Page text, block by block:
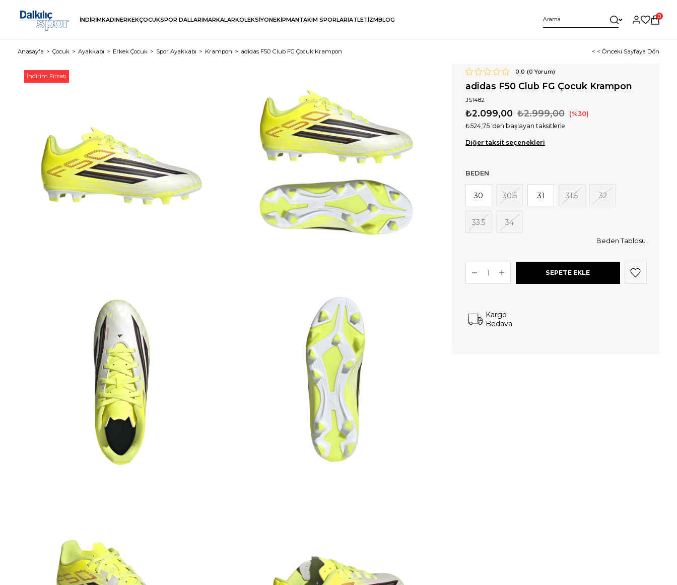
İNDİRİMKADINERKEKÇOCUKSPOR DALLARIMARKALARKOLEKSİYONEKİPMANTAKIM SPORLARIATLETİZMBLOG
0
Anasayfa Çocuk Ayakkabı Erkek Çocuk Spor Ayakkabı Krampon adidas F50 Club FG Çocuk Krampon < < Önceki Sayfaya Dön
İndirim Fırsatı
0.0 (0 Yorum)
adidas F50 Club FG Çocuk Krampon
JS1482
₺2.999,00
₺2.099,00 30
₺524,75 'den başlayan taksitlerle
Diğer taksit seçenekleri
BEDEN
30 30.5 31 31.5 32
33.5 34
Beden Tablosu
Kargo
Bedava